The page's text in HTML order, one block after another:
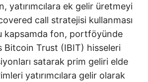
yatırımcılara ek gelir üretmeyi
call stratejisi kullanması
kapsamda fon, portföyünde
Bitcoin Trust (IBIT) hisseleri
satarak prim geliri elde
yatırımcılara gelir olarak